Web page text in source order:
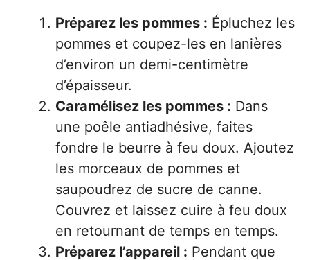
Préparez les pommes : Épluchez les
pommes et coupez-les en lanières
d’environ un demi-centimètre
d’épaisseur.
Caramélisez les pommes : Dans
une poêle antiadhésive, faites
fondre le beurre à feu doux. Ajoutez
les morceaux de pommes et
saupoudrez de sucre de canne.
Couvrez et laissez cuire à feu doux
en retournant de temps en temps.
Préparez l’appareil : Pendant que